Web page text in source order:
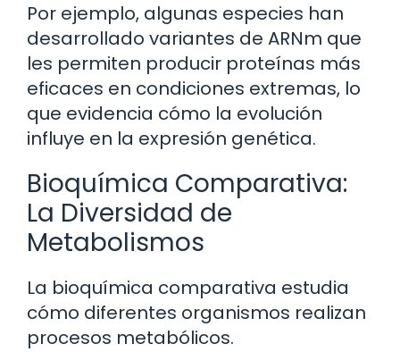
Por ejemplo, algunas especies han
desarrollado variantes de ARNm que
les permiten producir proteínas más
eficaces en condiciones extremas, lo
que evidencia cómo la evolución
influye en la expresión genética.
Bioquímica Comparativa:
La Diversidad de
Metabolismos
La bioquímica comparativa estudia
cómo diferentes organismos realizan
procesos metabólicos.